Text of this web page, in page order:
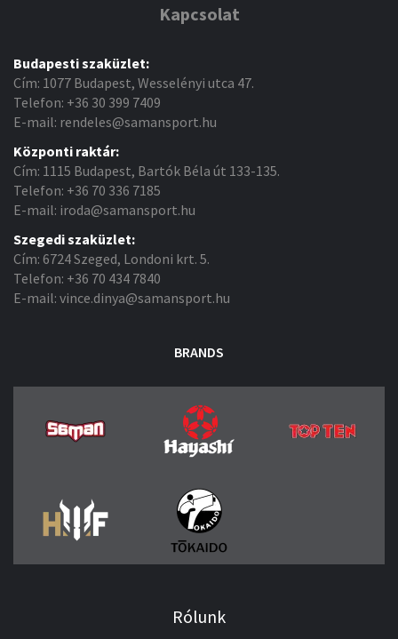
Kapcsolat
Budapesti szaküzlet:
Cím: 1077 Budapest, Wesselényi utca 47.
Telefon: +36 30 399 7409
E-mail: rendeles@samansport.hu
Központi raktár:
Cím: 1115 Budapest, Bartók Béla út 133-135.
Telefon: +36 70 336 7185
E-mail: iroda@samansport.hu
Szegedi szaküzlet:
Cím: 6724 Szeged, Londoni krt. 5.
Telefon: +36 70 434 7840
E-mail: vince.dinya@samansport.hu
BRANDS
Rólunk